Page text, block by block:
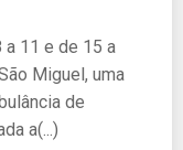
a 11 e de 15 a
Miguel, uma
de
a(...)